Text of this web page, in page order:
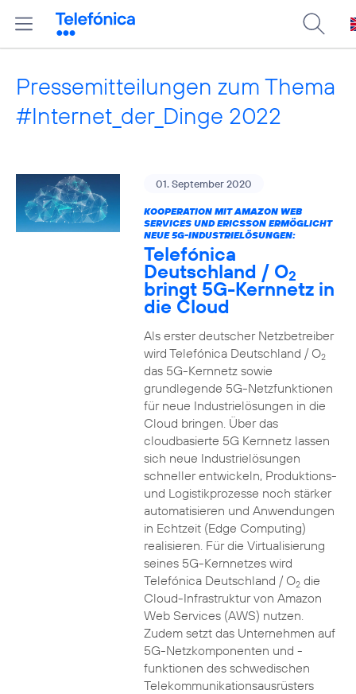
Pressemitteilungen zum Thema
#Internet_der_Dinge 2022
01. September 2020
KOOPERATION MIT AMAZON WEB
SERVICES UND ERICSSON ERMÖGLICHT
NEUE 5G-INDUSTRIELÖSUNGEN:
Telefónica
Deutschland / O2
bringt 5G-Kernnetz in
die Cloud
Als erster deutscher Netzbetreiber
wird Telefónica Deutschland / O2
das 5G-Kernnetz sowie
grundlegende 5G-Netzfunktionen
für neue Industrielösungen in die
Cloud bringen. Über das
cloudbasierte 5G Kernnetz lassen
sich neue Industrielösungen
schneller entwickeln, Produktions-
und Logistikprozesse noch stärker
automatisieren und Anwendungen
in Echtzeit (Edge Computing)
realisieren. Für die Virtualisierung
seines 5G-Kernnetzes wird
Telefónica Deutschland / O2die
Cloud-Infrastruktur von Amazon
Web Services (AWS) nutzen.
Zudem setzt das Unternehmen auf
5G-Netzkomponenten und -
funktionen des schwedischen
Telekommunikationsausrüsters